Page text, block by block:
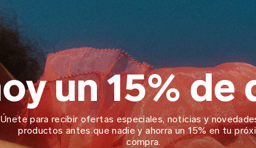
un 15% de
Únete para recibir ofertas especiales, noticias y
productos antes que nadie y ahorra un 15% en tu
compra.